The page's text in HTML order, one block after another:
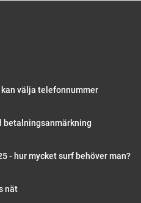
välja telefonnummer
betalningsanmärkning
- hur mycket surf behöver man?
nät